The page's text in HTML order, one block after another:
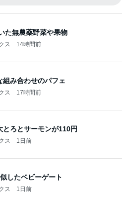
た無農薬野菜や果物
ス 14時間前
組み合わせのパフェ
ス 17時間前
とろとサーモンが110円
ス 1日前
したベビーゲート
ス 1日前